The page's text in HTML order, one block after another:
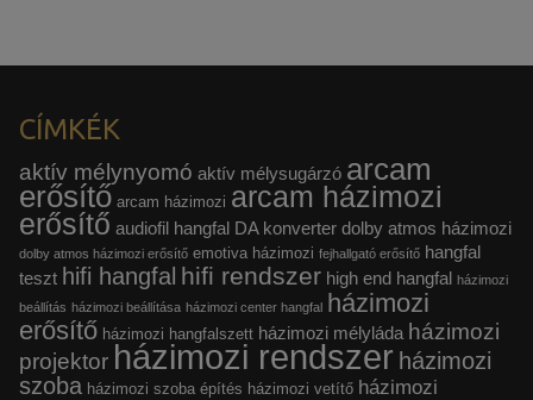
CÍMKÉK
aktív mélynyomó aktív mélysugárzó arcam
erősítő arcam házimozi arcam házimozi
erősítő audiofil hangfal DA konverter dolby atmos házimozi
dolby atmos házimozi erősítő emotiva házimozi fejhallgató erősítő hangfal
teszt hifi hangfal hifi rendszer high end hangfal házimozi
beállítás házimozi beállítása házimozi center hangfal házimozi
erősítő házimozi hangfalszett házimozi mélyláda házimozi
projektor házimozi rendszer házimozi
szoba házimozi szoba építés házimozi vetítő házimozi